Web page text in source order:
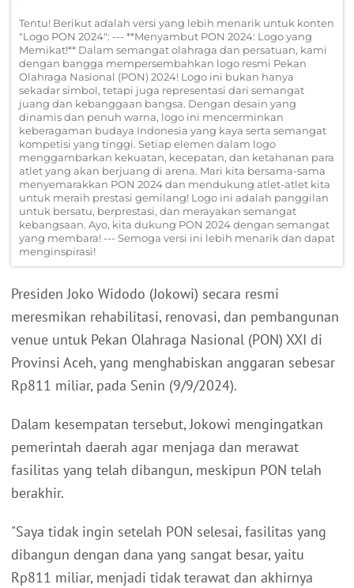
Tentu! Berikut adalah versi yang lebih menarik untuk konten
"Logo PON 2024": --- **Menyambut PON 2024: Logo yang
Memikat!** Dalam semangat olahraga dan persatuan, kami
dengan bangga mempersembahkan logo resmi Pekan
Olahraga Nasional (PON) 2024! Logo ini bukan hanya
sekadar simbol, tetapi juga representasi dari semangat
juang dan kebanggaan bangsa. Dengan desain yang
dinamis dan penuh warna, logo ini mencerminkan
keberagaman budaya Indonesia yang kaya serta semangat
kompetisi yang tinggi. Setiap elemen dalam logo
menggambarkan kekuatan, kecepatan, dan ketahanan para
atlet yang akan berjuang di arena. Mari kita bersama-sama
menyemarakkan PON 2024 dan mendukung atlet-atlet kita
untuk meraih prestasi gemilang! Logo ini adalah panggilan
untuk bersatu, berprestasi, dan merayakan semangat
kebangsaan. Ayo, kita dukung PON 2024 dengan semangat
yang membara! --- Semoga versi ini lebih menarik dan dapat
menginspirasi!
Presiden Joko Widodo (Jokowi) secara resmi
meresmikan rehabilitasi, renovasi, dan pembangunan
venue untuk Pekan Olahraga Nasional (PON) XXI di
Provinsi Aceh, yang menghabiskan anggaran sebesar
Rp811 miliar, pada Senin (9/9/2024).
Dalam kesempatan tersebut, Jokowi mengingatkan
pemerintah daerah agar menjaga dan merawat
fasilitas yang telah dibangun, meskipun PON telah
berakhir.
"Saya tidak ingin setelah PON selesai, fasilitas yang
dibangun dengan dana yang sangat besar, yaitu
Rp811 miliar, menjadi tidak terawat dan akhirnya